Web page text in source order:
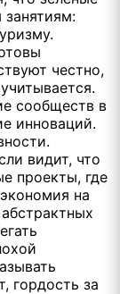
честно,
сообществ в
инноваций.
видит, что
проекты, где
на
гордость за